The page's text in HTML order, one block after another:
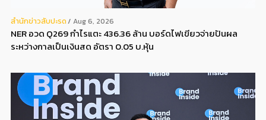
สํานักข่าวสับปะรด Aug 6, 2026
NER อวด Q269 กำไรแตะ 436.36 ล้าน บอร์ดไฟเขียวจ่ายปันผล
ระหว่างกาลเป็นเงินสด อัตรา 0.05 บ.หุ้น